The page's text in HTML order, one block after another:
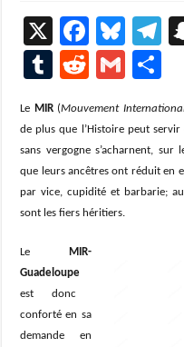
X
F
ac
e
b
o
o
k
Bl
u
es
ky
T
a
T
u
m
bl
r
R
d
di
t
G
ai
l
g
Le MIR(Mouvement
de plus que l’Histoire peut
sans vergogne s’acharnent,
que leurs ancêtres ont réduit en
par vice, cupidité et barbarie;
sont les fiers héritiers.
Le
MIR-
Guadeloupe
est donc
conforté en sa
demande en